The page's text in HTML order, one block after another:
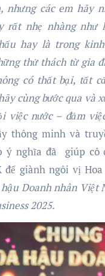
nhưng các em hãy
rất nhẹ nhàng như
hay là trong
thử thách từ gia
có thất bại, tất
cùng bước qua và
việc nước – đảm
thông minh và
ý nghĩa đã
giúp cô
để giành ngôi vị
hậu Doanh nhân Việt
2025.